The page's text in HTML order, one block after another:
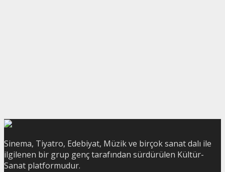
Sinema, Tiyatro, Edebiyat, Müzik ve birçok sanat dalı ile
ilgilenen bir grup genç tarafından sürdürülen Kültür-
Sanat platformudur.